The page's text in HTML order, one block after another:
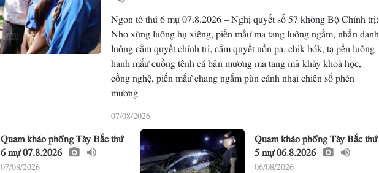
Ngon tô thứ 6 mự 07.8.2026 – Nghị quyết số 57 khòng Bộ Chính trị:
Nho xùng luông hụ xiêng, piến mắư ma tang luông ngắm, nhẳn danh
luông cằm quyết chính trị, cằm quyết uồn pa, chịk bók, tạ pền luông
hanh mắư cuồng tênh cá bản mương ma tang mả khày khoà học,
cồng nghệ, piến mắư chang ngắm pùn cánh nhại chiên số phén
mương
07/08/2026
Quam kháo phổng Tày Bắc thứ
6 mự 07.8.2026
07/08/2026
Quam kháo phổng Tày Bắc thứ
5 mự 06.8.2026
06/08/2026